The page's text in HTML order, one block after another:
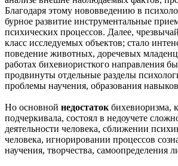
Благодаря этому нововведению в
бурное развитие инструментальные
психических процессов. Далее,
класс исследуемых объектов; стало
поведение животных, доречевых
работах бихевиористкого направления
продвинуты отдельные разделы
проблемы научения, образования
Но основной недостаток бихевиоризма,
подчеркивала, состоял в недоучете
деятельности человека, сближении
человека, игнорировании процессов
научения, творчества, самоопределения